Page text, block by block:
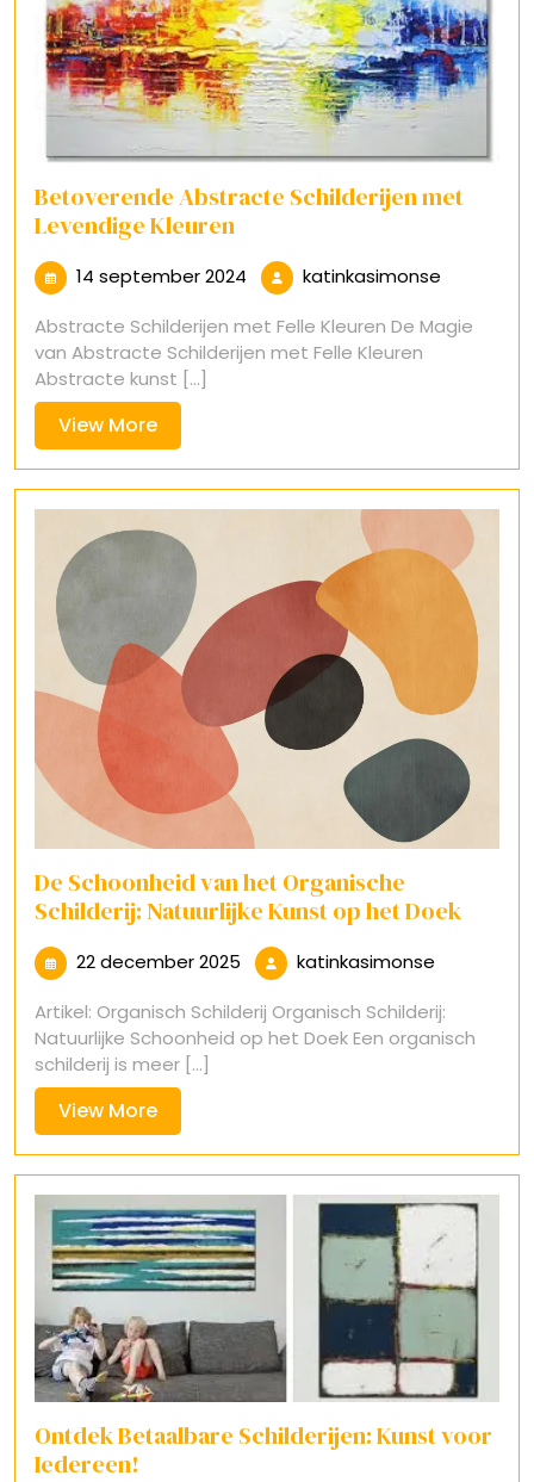
Betoverende Abstracte Schilderijen met
Levendige Kleuren
14 september 2024 14
september
2024
katinkasimonse
Abstracte Schilderijen met Felle Kleuren De Magie
van Abstracte Schilderijen met Felle Kleuren
Abstracte kunst [...]
View MoreView
More
De Schoonheid van het Organische
Schilderij: Natuurlijke Kunst op het Doek
22 december 2025 22
december
2025
katinkasimonse
Artikel: Organisch Schilderij Organisch Schilderij:
Natuurlijke Schoonheid op het Doek Een organisch
schilderij is meer [...]
View MoreView
More
Ontdek Betaalbare Schilderijen: Kunst voor
Iedereen!